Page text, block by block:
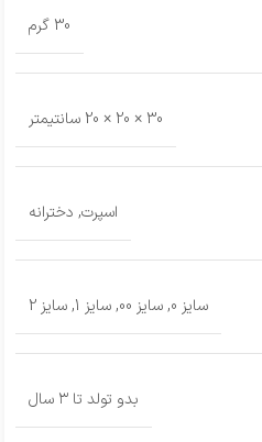
30 گرم
30 × 20 × 20 سانتیمتر
اسپرت, دخترانه
سایز 0 ,سایز 00 ,سایز 1 ,سایز 2
بدو تولد تا ۳ سال